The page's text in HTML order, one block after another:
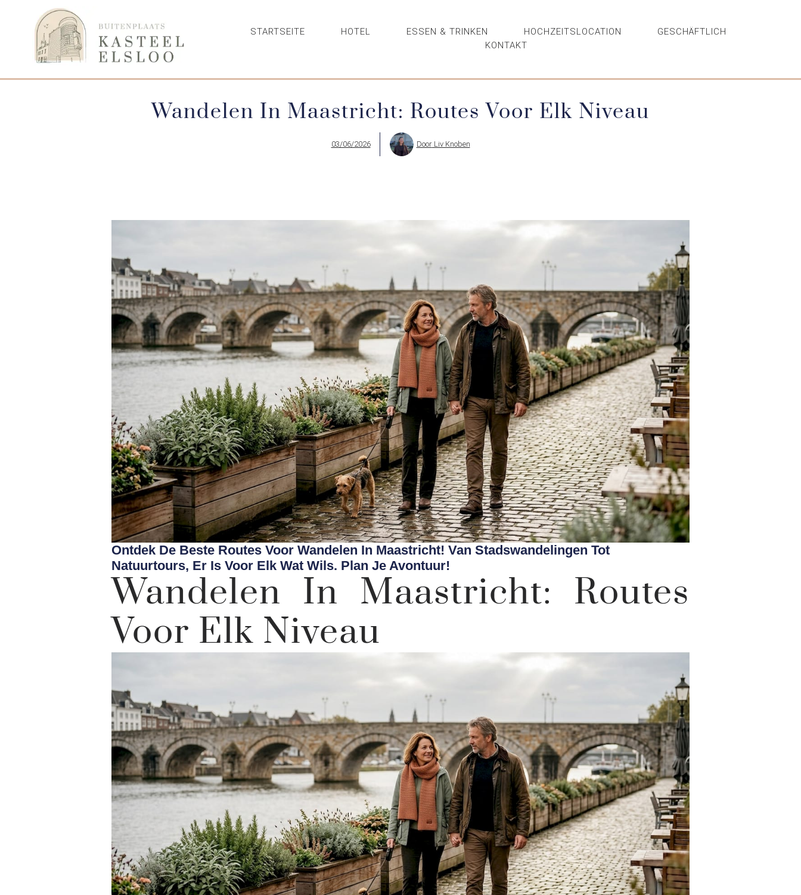
STARTSEITE HOTEL ESSEN & TRINKEN HOCHZEITSLOCATION
GESCHÄFTLICH
KONTAKT
Wandelen In Maastricht: Routes Voor Elk Niveau
03/06/2026 DoorLiv Knoben
Ontdek De Beste Routes Voor Wandelen In Maastricht! Van Stadswandelingen Tot
Natuurtours, Er Is Voor Elk Wat Wils. Plan Je Avontuur!
Wandelen In Maastricht: Routes
Voor Elk Niveau